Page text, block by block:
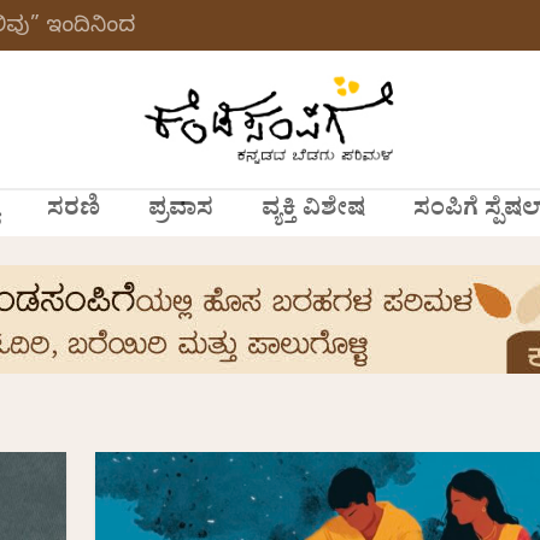
ಇಂದಿನಿಂದ
ಸರಣಿ ಪ್ರವಾಸ ವ್ಯಕ್ತಿ ವಿಶೇಷ ಸಂಪಿಗೆ